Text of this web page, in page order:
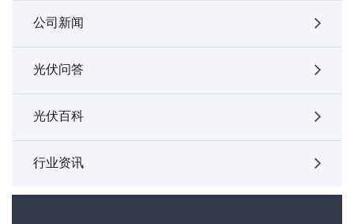
公司新闻
光伏问答
光伏百科
行业资讯